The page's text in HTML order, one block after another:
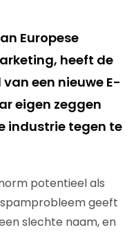
Europese
heeft de
een nieuwe E-
eigen zeggen
industrie tegen te
potentieel als
geeft
slechte naam, en